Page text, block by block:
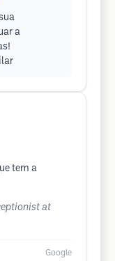
a
tem a
at
Google